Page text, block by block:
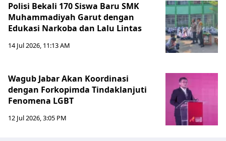
Polisi Bekali 170 Siswa Baru SMK
Muhammadiyah Garut dengan
Edukasi Narkoba dan Lalu Lintas
14 Jul 2026, 11:13 AM
Wagub Jabar Akan Koordinasi
dengan Forkopimda Tindaklanjuti
Fenomena LGBT
12 Jul 2026, 3:05 PM